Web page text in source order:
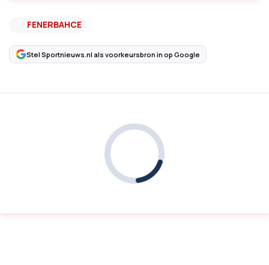
FENERBAHCE
Stel Sportnieuws.nl als voorkeursbron in op Google